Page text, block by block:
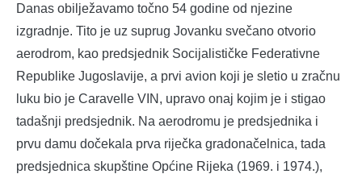
Danas obilježavamo točno 54 godine od njezine
izgradnje. Tito je uz suprug Jovanku svečano otvorio
aerodrom, kao predsjednik Socijalističke Federativne
Republike Jugoslavije, a prvi avion koji je sletio u zračnu
luku bio je Caravelle VIN, upravo onaj kojim je i stigao
tadašnji predsjednik. Na aerodromu je predsjednika i
prvu damu dočekala prva riječka gradonačelnica, tada
predsjednica skupštine Općine Rijeka (1969. i 1974.),